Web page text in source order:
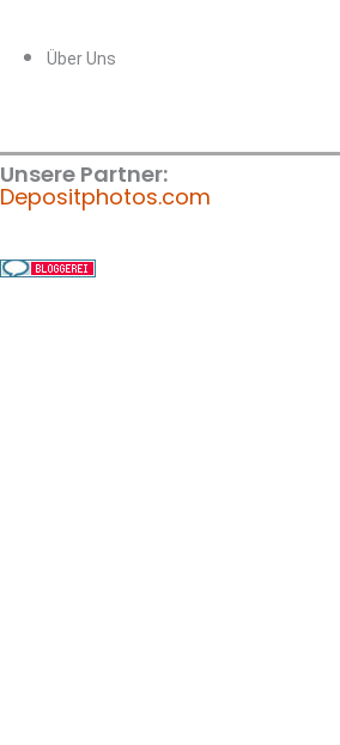
Über Uns
Unsere Partner:
Depositphotos.com